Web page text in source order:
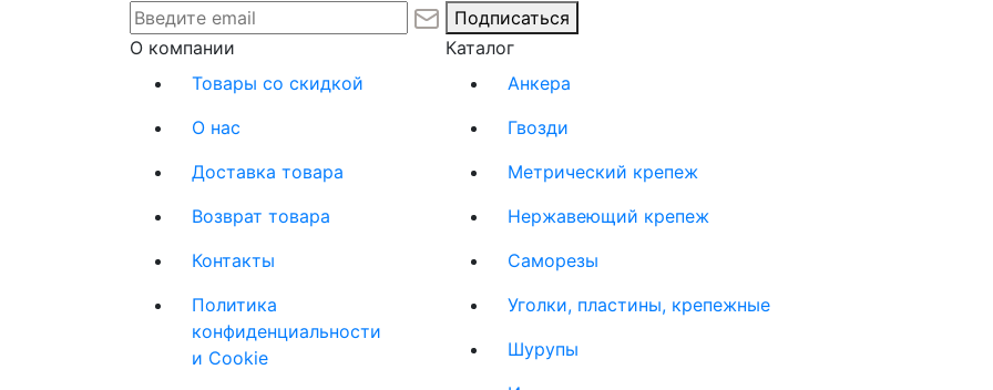
Подписаться
О компании
Товары со скидкой
О нас
Доставка товара
Возврат товара
Контакты
Политика
конфиденциальности
и Cookie
Каталог
Анкера
Гвозди
Метрический крепеж
Нержавеющий крепеж
Саморезы
Уголки, пластины, крепежные
Шурупы